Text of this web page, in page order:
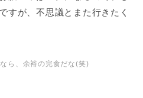
すが、不思議とまた行きたく
ら、余裕の完食だな(笑)